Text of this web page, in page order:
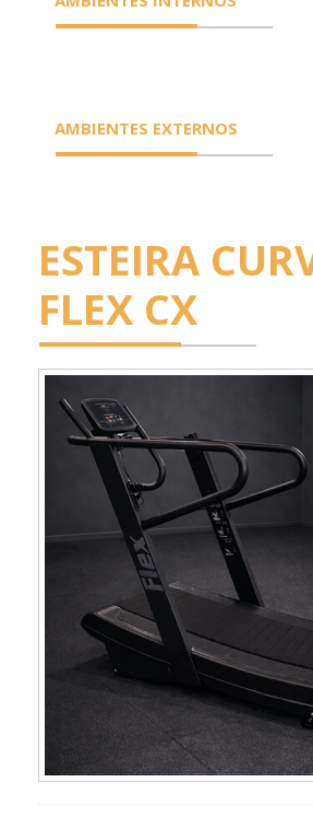
AMBIENTES EXTERNOS
ESTEIRA
FLEX CX